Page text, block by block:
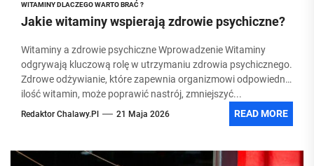
WITAMINY DLACZEGO WARTO BRAĆ ?
Jakie witaminy wspierają zdrowie psychiczne?
Witaminy a zdrowie psychiczne Wprowadzenie Witaminy
odgrywają kluczową rolę w utrzymaniu zdrowia psychicznego.
Zdrowe odżywianie, które zapewnia organizmowi odpowiednią
ilość witamin, może poprawić nastrój, zmniejszyć...
Redaktor Chalawy.pl 21 Maja 2026 READ MORE